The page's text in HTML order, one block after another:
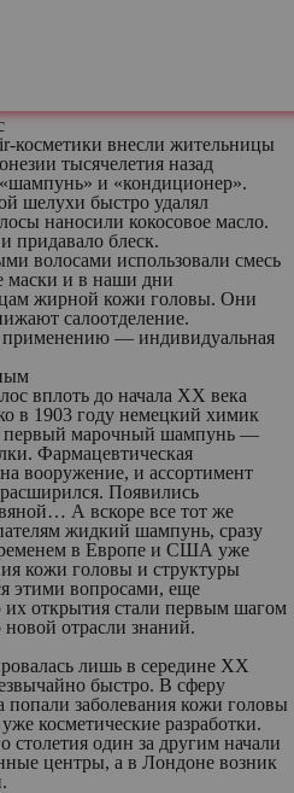
масками. Например,
сжечь пчелиный
маслом и ежевечерне втирать
рецептурах тоников
отвары ореховой скорлупы,
косметики внесли жительницы
тысячелетия назад
и «кондиционер».
шелухи быстро удалял
наносили кокосовое масло.
придавало блеск.
волосами использовали смесь
маски и в наши дни
жирной кожи головы. Они
салоотделение.
применению — индивидуальная
вплоть до начала XX века
в 1903 году немецкий химик
марочный шампунь —
Фармацевтическая
вооружение, и ассортимент
Появились
А вскоре все тот же
жидкий шампунь, сразу
в Европе и США уже
кожи головы и структуры
этими вопросами, еще
открытия стали первым шагом
отрасли знаний.
лишь в середине XX
быстро. В сферу
попали заболевания кожи головы
косметические разработки.
один за другим начали
центры, а в Лондоне возник